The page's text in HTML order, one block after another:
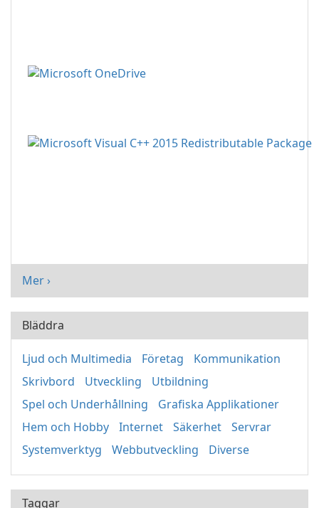
Mer ›
Bläddra
Ljud och Multimedia Företag
Kommunikation
Skrivbord
Utveckling
Utbildning
Spel och Underhållning
Grafiska Applikationer
Hem och Hobby
Internet Säkerhet
Servrar
Systemverktyg
Webbutveckling Diverse
Taggar